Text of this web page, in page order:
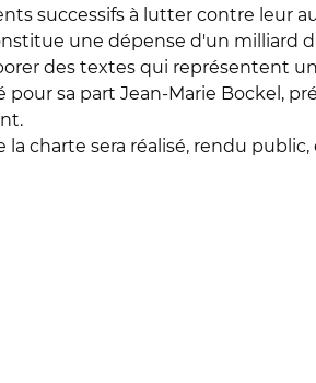
successifs à lutter contre leur
une dépense d'un milliard
des textes qui représentent
sa part Jean-Marie Bockel,
charte sera réalisé, rendu